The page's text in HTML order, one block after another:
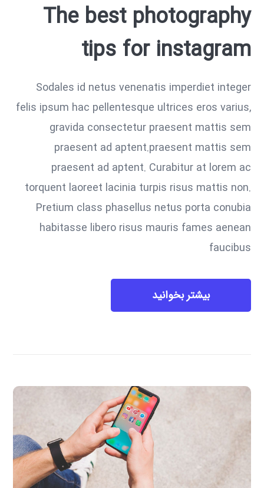
The best photography
tips for instagram
Sodales id netus venenatis imperdiet integer
felis ipsum hac pellentesque ultrices eros varius,
gravida consectetur praesent mattis sem
praesent ad aptent.praesent mattis sem
praesent ad aptent. Curabitur at lorem ac
torquent laoreet lacinia turpis risus mattis non.
Pretium class phasellus netus porta conubia
habitasse libero risus mauris fames aenean
faucibus
بیشتر بخوانید